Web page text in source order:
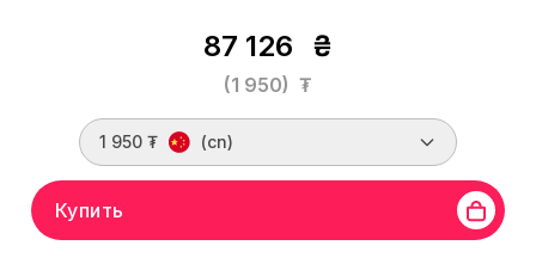
87 126 ₴
(1 950) ₮
1 950 ₮ (cn)
Купить